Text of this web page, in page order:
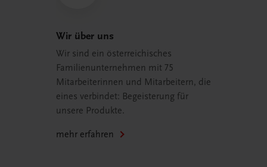
Wir über uns
Wir sind ein österreichisches
Familienunternehmen mit 75
Mitarbeiterinnen und Mitarbeitern, die
eines verbindet: Begeisterung für
unsere Produkte.
mehr erfahren